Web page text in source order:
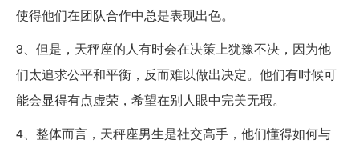
使得他们在团队合作中总是表现出色。
3、但是，天秤座的人有时会在决策上犹豫不决，因为他
们太追求公平和平衡，反而难以做出决定。他们有时候可
能会显得有点虚荣，希望在别人眼中完美无瑕。
4、整体而言，天秤座男生是社交高手，他们懂得如何与